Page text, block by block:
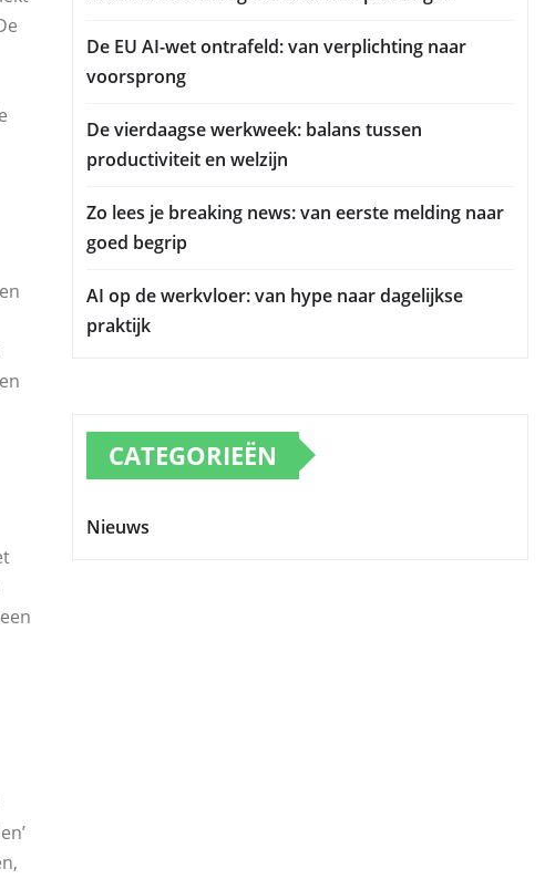
De EU AI-wet ontrafeld: van verplichting naar
voorsprong
De vierdaagse werkweek: balans tussen
productiviteit en welzijn
Zo lees je breaking news: van eerste melding naar
goed begrip
AI op de werkvloer: van hype naar dagelijkse
praktijk
CATEGORIEËN
Nieuws